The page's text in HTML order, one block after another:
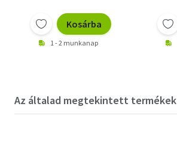
Kosárba
1 - 2 munkanap
Az általad megtekintett termékek